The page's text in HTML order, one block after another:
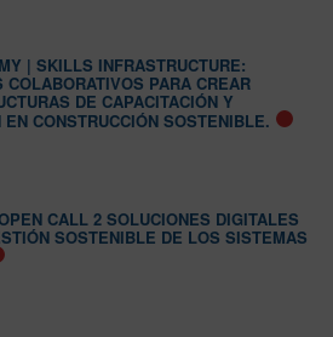
| SKILLS INFRASTRUCTURE:
COLABORATIVOS PARA CREAR
DE CAPACITACIÓN Y
EN CONSTRUCCIÓN SOSTENIBLE.
CALL 2 SOLUCIONES DIGITALES
SOSTENIBLE DE LOS SISTEMAS